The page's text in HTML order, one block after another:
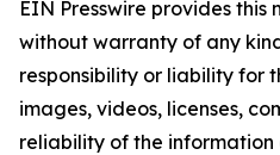
EIN Presswire provides this
without warranty of any
responsibility or liability for
images, videos, licenses,
reliability of the